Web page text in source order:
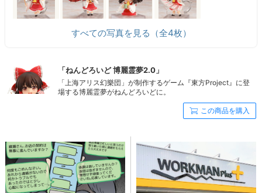
すべての写真を見る（全4枚）
「ねんどろいど 博麗霊夢2.0」
「上海アリス幻樂団」が制作するゲーム『東方Project』に登
場する博麗霊夢がねんどろいどに。
この商品を購入